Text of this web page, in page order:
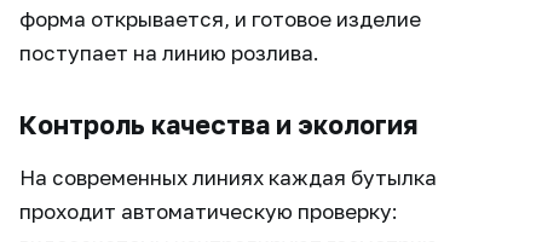
форма открывается, и готовое изделие
поступает на линию розлива.
Контроль качества и экология
На современных линиях каждая бутылка
проходит автоматическую проверку: